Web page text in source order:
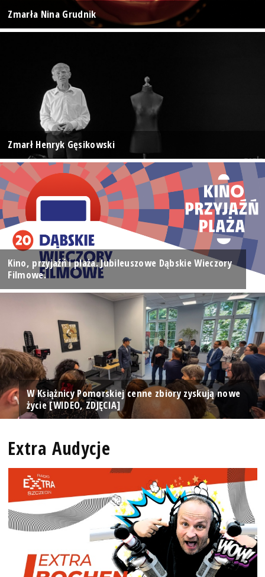
Zmarła Nina Grudnik
Zmarł Henryk Gęsikowski
Kino, przyjaźń i plaża. Jubileuszowe Dąbskie Wieczory
Filmowe.
W Książnicy Pomorskiej cenne zbiory zyskują nowe
życie [WIDEO, ZDJĘCIA]
Extra Audycje